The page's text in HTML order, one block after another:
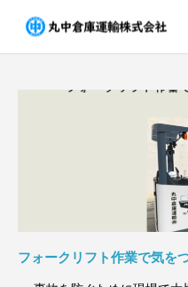
フォークリフト作業で気を